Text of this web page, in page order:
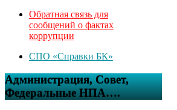
Обратная связь для
сообщений о фактах
коррупции
СПО «Справки БК»
Администрация, Совет,
Федеральные НПА….